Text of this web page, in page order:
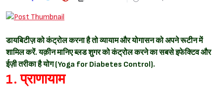
डायबिटीज़ को कंट्रोल करना है तो व्यायाम और योगासन को अपने रूटीन में
शामिल करें. यक़ीन मानिए ब्लड शुगर को कंट्रोल करने का सबसे इफेक्टिव और
ईज़ी तरीका है योग (Yoga for Diabetes Control).
1. प्राणायाम